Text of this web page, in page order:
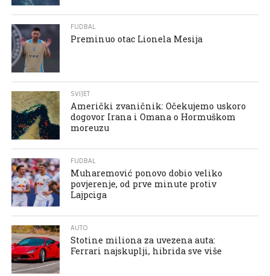
FUDBAL
Preminuo otac Lionela Mesija
SVIJET
Američki zvaničnik: Očekujemo uskoro
dogovor Irana i Omana o Hormuškom
moreuzu
FUDBAL
Muharemović ponovo dobio veliko
povjerenje, od prve minute protiv
Lajpciga
AUTO
Stotine miliona za uvezena auta:
Ferrari najskuplji, hibrida sve više